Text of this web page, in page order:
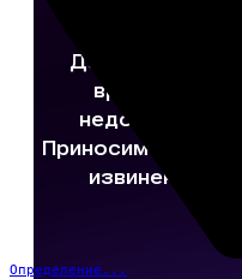
Определение...